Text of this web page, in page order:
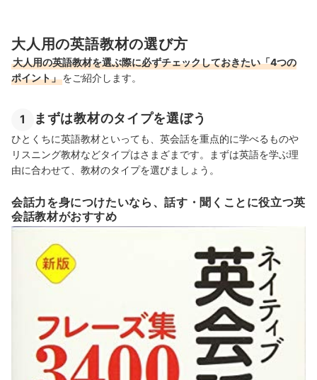
大人用の英語教材の選び方
大人用の英語教材を選ぶ際に必ずチェックしておきたい「4つの
ポイント」をご紹介します。
1 まずは教材のタイプを選ぼう
ひとくちに英語教材といっても、英会話を重点的に学べるものや
リスニング教材などタイプはさまざまです。まずは英語を学ぶ理
由に合わせて、教材のタイプを選びましょう。
会話力を身につけたいなら、話す・聞くことに役立つ英
会話教材がおすすめ